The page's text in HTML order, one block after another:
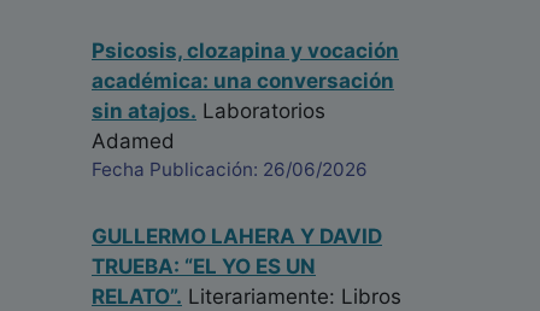
Psicosis, clozapina y vocación
académica: una conversación
sin atajos. Laboratorios
Adamed
Fecha Publicación: 26/06/2026
GULLERMO LAHERA Y DAVID
TRUEBA: “EL YO ES UN
RELATO”. Literariamente: Libros